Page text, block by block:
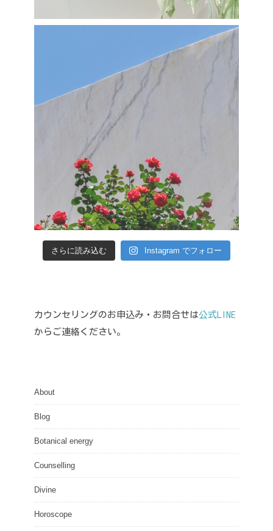
さらに読み込む Instagram でフォロー
カウンセリングのお申込み・お問合せは公式LINE
からご連絡ください。
About
Blog
Botanical energy
Counselling
Divine
Horoscope